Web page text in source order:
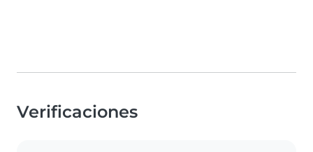
Verificaciones